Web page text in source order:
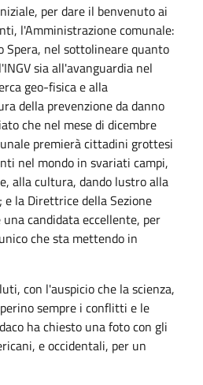
per dare il benvenuto ai
l'Amministrazione comunale:
Spera, nel sottolineare quanto
sia all'avanguardia nel
geo-fisica e alla
della prevenzione da danno
che nel mese di dicembre
premierà cittadini grottesi
nel mondo in svariati campi,
alla cultura, dando lustro alla
la Direttrice della Sezione
candidata eccellente, per
che sta mettendo in
con l'auspicio che la scienza,
sempre i conflitti e le
ha chiesto una foto con gli
e occidentali, per un